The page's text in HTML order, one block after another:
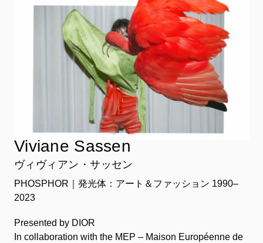
Viviane Sassen
ヴィヴィアン・サッセン
PHOSPHOR｜発光体：アート＆ファッション 1990–
2023
Presented by DIOR
In collaboration with the MEP – Maison Européenne de